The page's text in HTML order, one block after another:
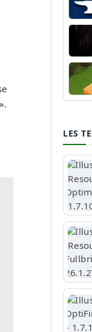
Minecraft Forge
Shaders
Guide
LES